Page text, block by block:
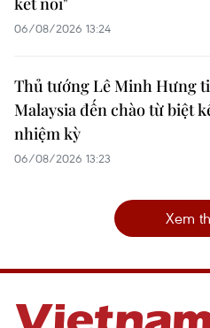
06/08/2026 13:24
Thủ tướng Lê Minh Hưng
Malaysia đến chào từ biệt
nhiệm kỳ
06/08/2026 13:23
Xem